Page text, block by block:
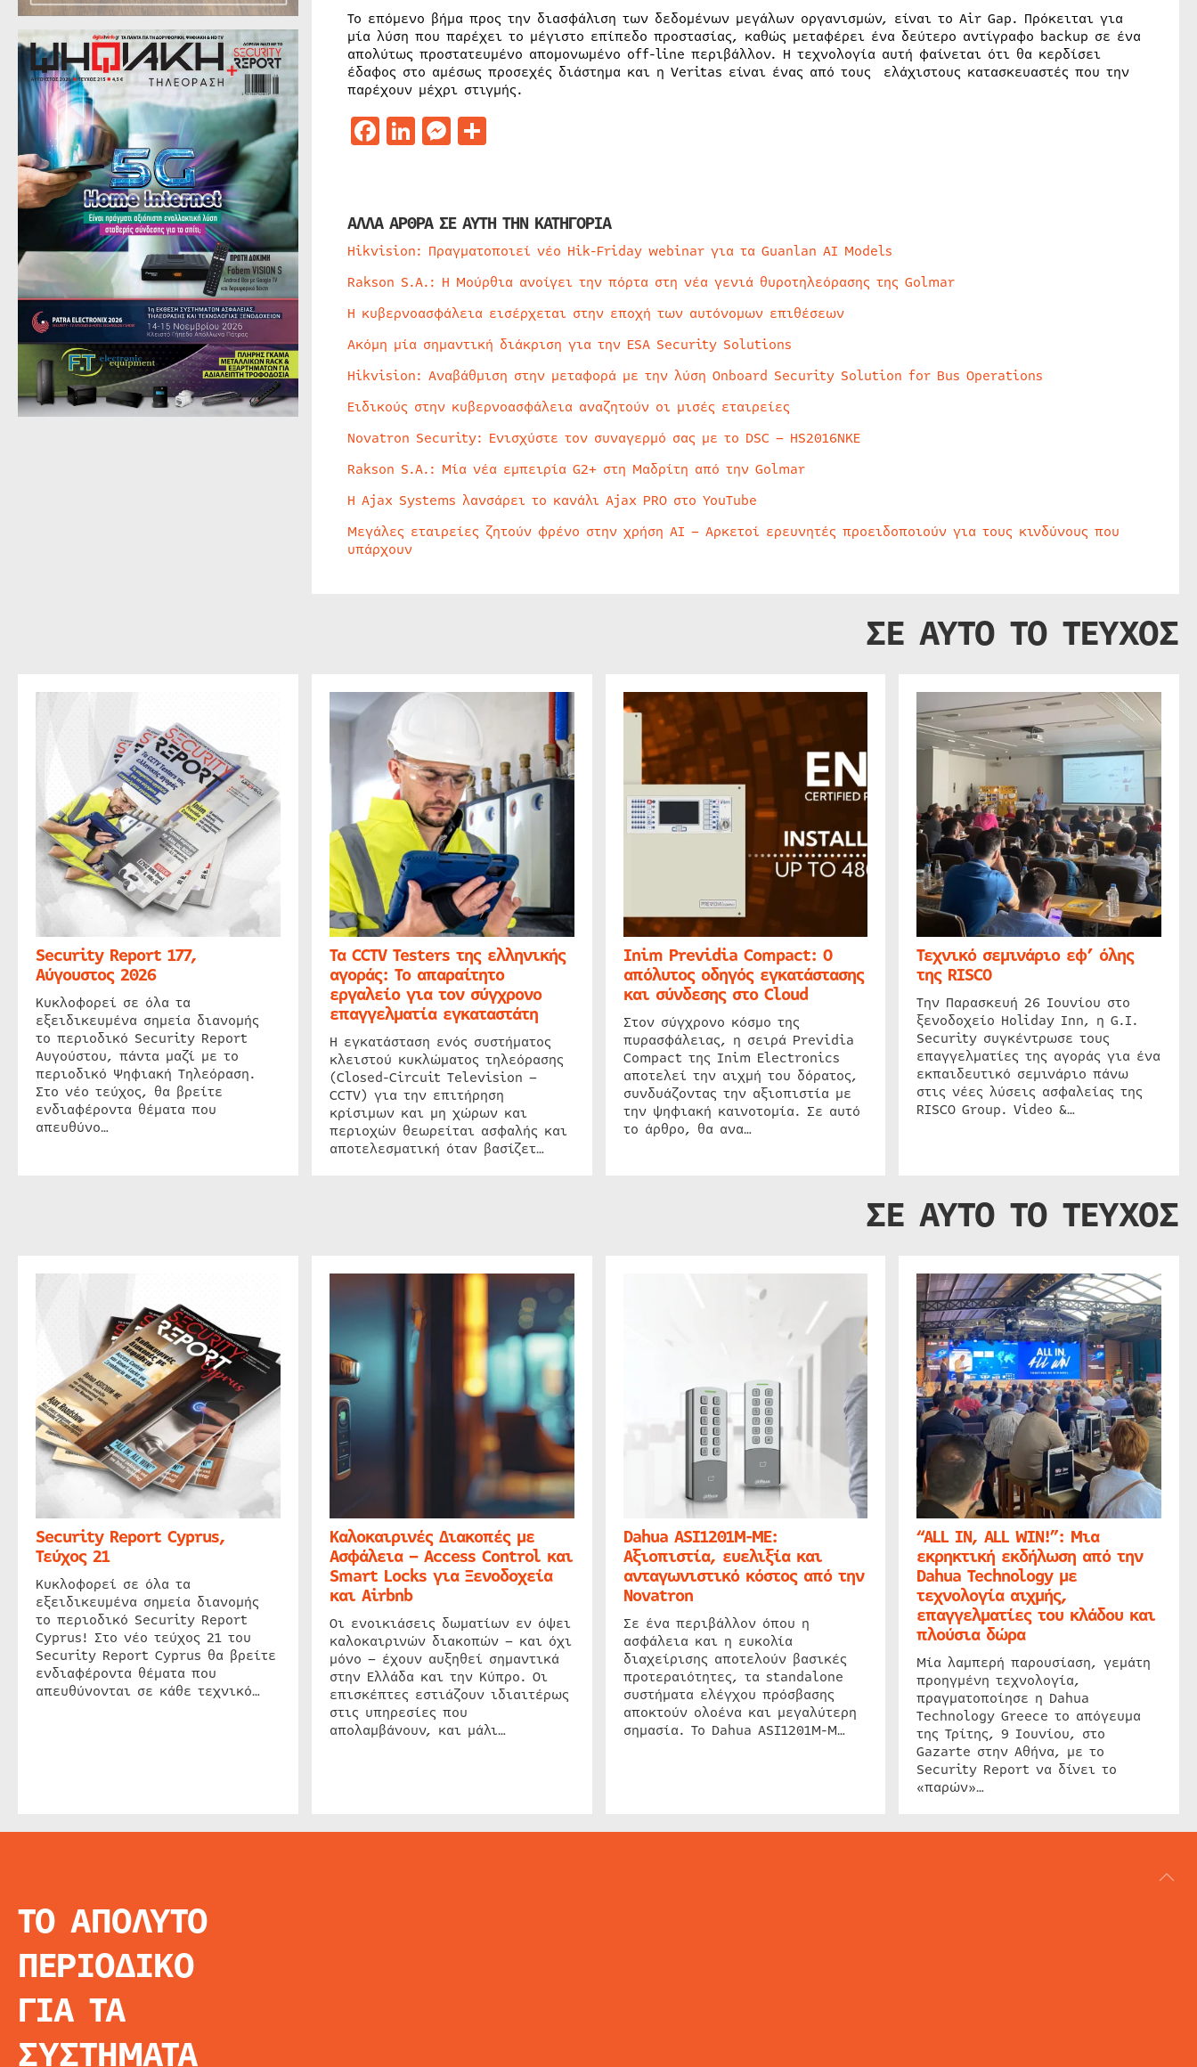
Το επόμενο βήμα προς την διασφάλιση των δεδομένων μεγάλων οργανισμών, είναι το Air Gap. Πρόκειται για
μία λύση που παρέχει το μέγιστο επίπεδο προστασίας, καθώς μεταφέρει ένα δεύτερο αντίγραφο backup σε ένα
απολύτως προστατευμένο απομονωμένο off-line περιβάλλον. Η τεχνολογία αυτή φαίνεται ότι θα κερδίσει
έδαφος στο αμέσως προσεχές διάστημα και η Veritas είναι ένας από τους ελάχιστους κατασκευαστές που την
παρέχουν μέχρι στιγμής.
Facebook
LinkedIn
Messenger
Μοιραστείτε
ΑΛΛΑ ΑΡΘΡΑ ΣΕ ΑΥΤΗ ΤΗΝ ΚΑΤΗΓΟΡΙΑ
Hikvision: Πραγματοποιεί νέο Hik-Friday webinar για τα Guanlan AI Models
Rakson S.A.: Η Μούρθια ανοίγει την πόρτα στη νέα γενιά θυροτηλεόρασης της Golmar
Η κυβερνοασφάλεια εισέρχεται στην εποχή των αυτόνομων επιθέσεων
Ακόμη μία σημαντική διάκριση για την ESA Security Solutions
Hikvision: Αναβάθμιση στην μεταφορά με την λύση Onboard Security Solution for Bus Operations
Ειδικούς στην κυβερνοασφάλεια αναζητούν οι μισές εταιρείες
Novatron Security: Ενισχύστε τον συναγερμό σας με το DSC – HS2016NKE
Rakson S.A.: Μία νέα εμπειρία G2+ στη Μαδρίτη από την Golmar
Η Ajax Systems λανσάρει το κανάλι Ajax PRO στο YouTube
Μεγάλες εταιρείες ζητούν φρένο στην χρήση AI – Αρκετοί ερευνητές προειδοποιούν για τους κινδύνους που
υπάρχουν
ΣΕ ΑΥΤΟ ΤΟ ΤΕΥΧΟΣ
Security Report 177,
Αύγουστος 2026
Κυκλοφορεί σε όλα τα
εξειδικευμένα σημεία διανομής
το περιοδικό Security Report
Αυγούστου, πάντα μαζί με το
περιοδικό Ψηφιακή Τηλεόραση.
Στο νέο τεύχος, θα βρείτε
ενδιαφέροντα θέματα που
απευθύνο…
Τα CCTV Testers της ελληνικής
αγοράς: Το απαραίτητο
εργαλείο για τον σύγχρονο
επαγγελματία εγκαταστάτη
Η εγκατάσταση ενός συστήματος
κλειστού κυκλώματος τηλεόρασης
(Closed-Circuit Television –
CCTV) για την επιτήρηση
κρίσιμων και μη χώρων και
περιοχών θεωρείται ασφαλής και
αποτελεσματική όταν βασίζετ…
Inim Previdia Compact: Ο
απόλυτος οδηγός εγκατάστασης
και σύνδεσης στο Cloud
Στον σύγχρονο κόσμο της
πυρασφάλειας, η σειρά Previdia
Compact της Inim Electronics
αποτελεί την αιχμή του δόρατος,
συνδυάζοντας την αξιοπιστία με
την ψηφιακή καινοτομία. Σε αυτό
το άρθρο, θα ανα…
Τεχνικό σεμινάριο εφ’ όλης
της RISCO
Την Παρασκευή 26 Ιουνίου στο
ξενοδοχείο Holiday Inn, η G.I.
Security συγκέντρωσε τους
επαγγελματίες της αγοράς για ένα
εκπαιδευτικό σεμινάριο πάνω
στις νέες λύσεις ασφαλείας της
RISCO Group. Video &…
ΣΕ ΑΥΤΟ ΤΟ ΤΕΥΧΟΣ
Security Report Cyprus,
Τεύχος 21
Κυκλοφορεί σε όλα τα
εξειδικευμένα σημεία διανομής
το περιοδικό Security Report
Cyprus! Στο νέο τεύχος 21 του
Security Report Cyprus θα βρείτε
ενδιαφέροντα θέματα που
απευθύνονται σε κάθε τεχνικό…
Καλοκαιρινές Διακοπές με
Ασφάλεια – Access Control και
Smart Locks για Ξενοδοχεία
και Airbnb
Οι ενοικιάσεις δωματίων εν όψει
καλοκαιρινών διακοπών – και όχι
μόνο – έχουν αυξηθεί σημαντικά
στην Ελλάδα και την Κύπρο. Οι
επισκέπτες εστιάζουν ιδιαιτέρως
στις υπηρεσίες που
απολαμβάνουν, και μάλι…
Dahua ASI1201M-ME:
Αξιοπιστία, ευελιξία και
ανταγωνιστικό κόστος από την
Novatron
Σε ένα περιβάλλον όπου η
ασφάλεια και η ευκολία
διαχείρισης αποτελούν βασικές
προτεραιότητες, τα standalone
συστήματα ελέγχου πρόσβασης
αποκτούν ολοένα και μεγαλύτερη
σημασία. Το Dahua ASI1201M-M…
“ALL IN, ALL WIN!”: Μια
εκρηκτική εκδήλωση από την
Dahua Technology με
τεχνολογία αιχμής,
επαγγελματίες του κλάδου και
πλούσια δώρα
Μία λαμπερή παρουσίαση, γεμάτη
προηγμένη τεχνολογία,
πραγματοποίησε η Dahua
Technology Greece το απόγευμα
της Τρίτης, 9 Ιουνίου, στο
Gazarte στην Αθήνα, με το
Security Report να δίνει το
«παρών»…
ΤΟ ΑΠΟΛΥΤΟ
ΠΕΡΙΟΔΙΚΟ
ΓΙΑ ΤΑ
ΣΥΣΤΗΜΑΤΑ